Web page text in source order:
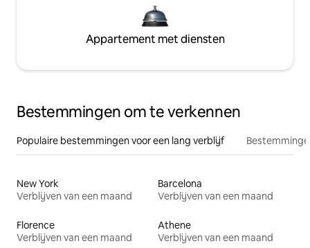
Appartement met diensten
Bestemmingen om te verkennen
Populaire bestemmingen voor een lang verblijf
New York
Verblijven van een maand
Barcelona
Verblijven van een maand
Florence
Verblijven van een maand
Athene
Verblijven van een maand